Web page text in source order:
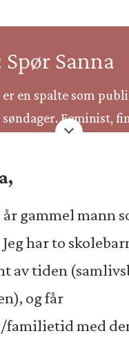
Spør Sanna
er en spalte som
søndager. Feminist,
år gammel mann
har to
av tiden
og får
med